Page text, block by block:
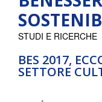
BES 2017,
SETTORE
STUDI E RICERCHE